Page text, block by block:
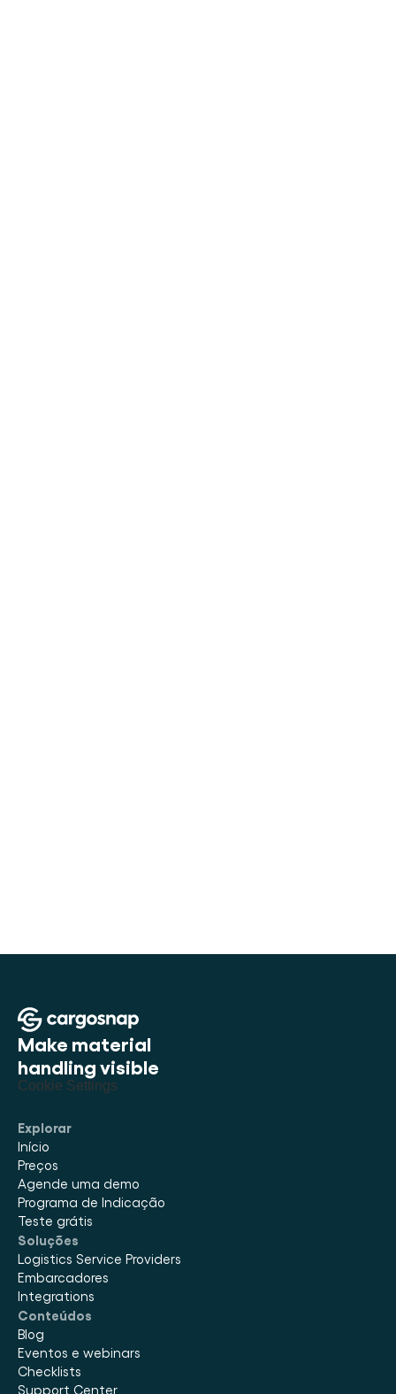
Make material
handling visible
Cookie Settings
Explorar
Início
Preços
Agende uma demo
Programa de Indicação
Teste grátis
Soluções
Logistics Service Providers
Embarcadores
Integrations
Conteúdos
Blog
Eventos e webinars
Checklists
Support Center